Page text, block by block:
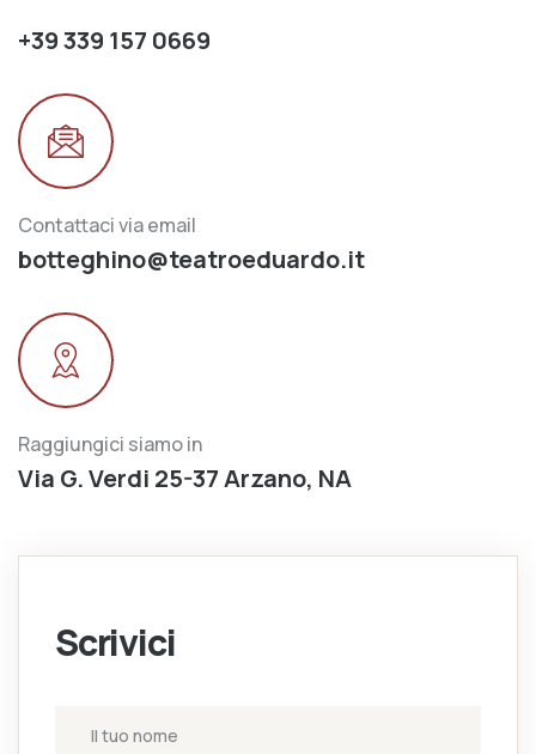
+39 339 157 0669
Contattaci via email
botteghino@teatroeduardo.it
Raggiungici siamo in
Via G. Verdi 25-37 Arzano, NA
Scrivici